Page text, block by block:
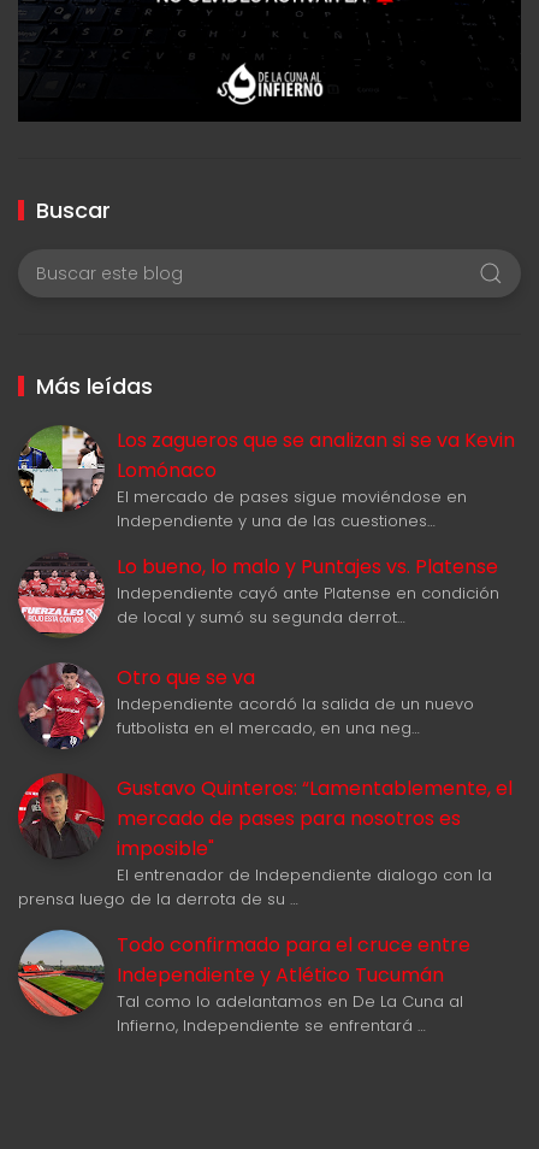
Buscar
Más leídas
Los zagueros que se analizan si se va Kevin
Lomónaco
El mercado de pases sigue moviéndose en
Independiente y una de las cuestiones…
Lo bueno, lo malo y Puntajes vs. Platense
Independiente cayó ante Platense en condición
de local y sumó su segunda derrot…
Otro que se va
Independiente acordó la salida de un nuevo
futbolista en el mercado, en una neg…
Gustavo Quinteros: “Lamentablemente, el
mercado de pases para nosotros es
imposible"
El entrenador de Independiente dialogo con la
prensa luego de la derrota de su …
Todo confirmado para el cruce entre
Independiente y Atlético Tucumán
Tal como lo adelantamos en De La Cuna al
Infierno, Independiente se enfrentará …